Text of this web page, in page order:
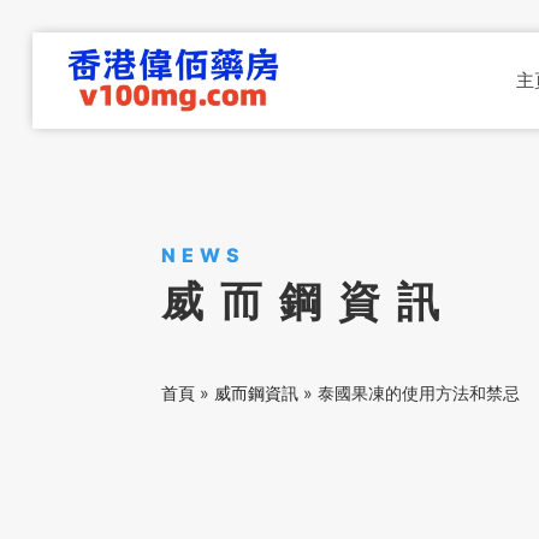
主
NEWS
威而鋼資訊
首頁 » 威而鋼資訊 »泰國果凍的使用方法和禁忌